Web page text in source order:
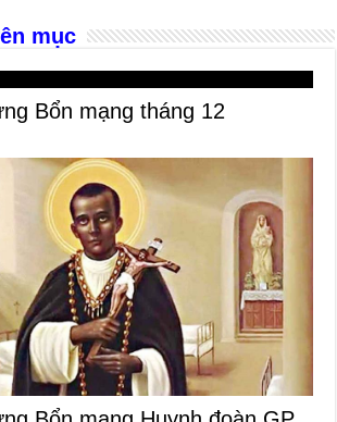
mục
Bổn mạng tháng 12